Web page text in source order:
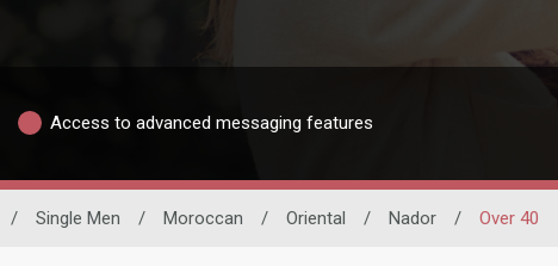
Access to advanced messaging features
/ Single Men / Moroccan / Oriental / Nador / Over 40